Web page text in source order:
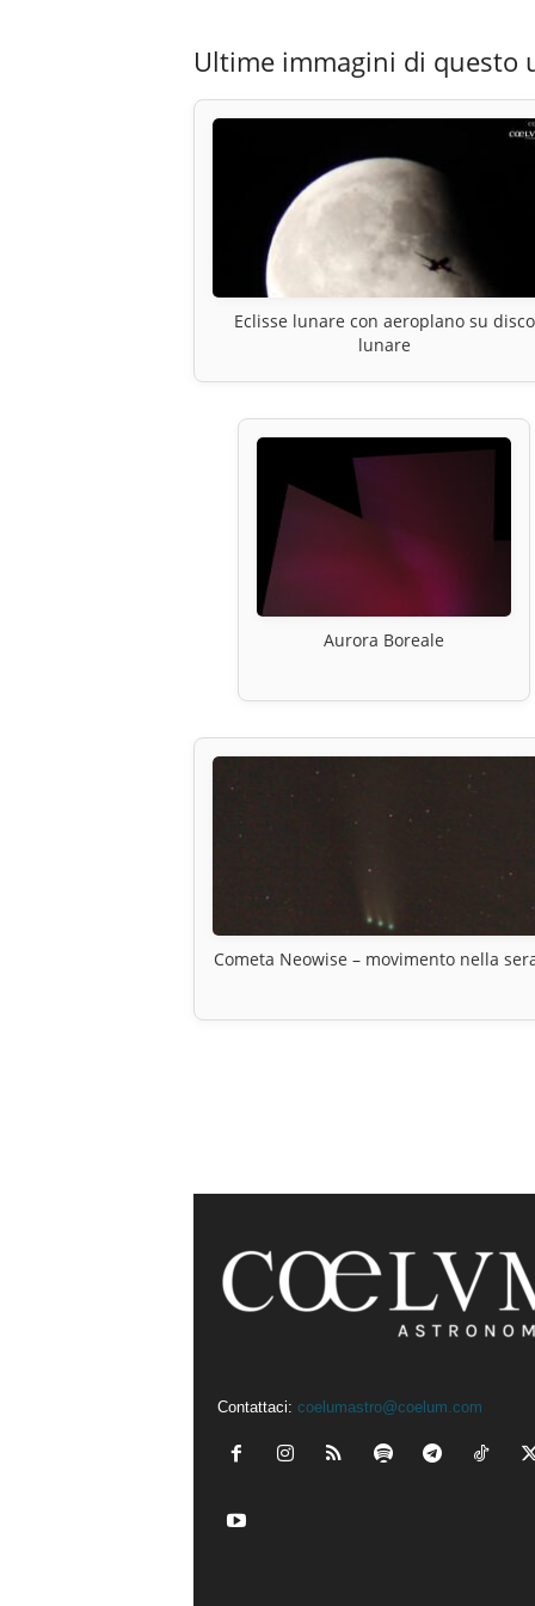
Ultime immagini di questo
Eclisse lunare con aeroplano su disco
lunare
Aurora Boreale
Cometa Neowise – movimento nella
Contattaci: coelumastro@coelum.com